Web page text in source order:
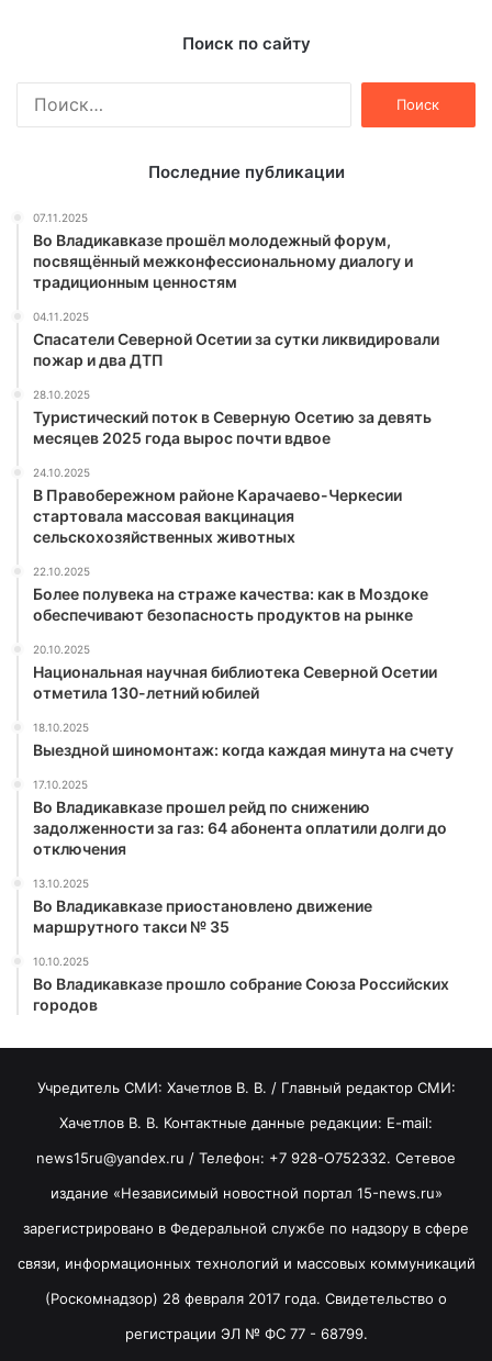
Поиск по сайту
Последние публикации
07.11.2025
Во Владикавказе прошёл молодежный форум,
посвящённый межконфессиональному диалогу и
традиционным ценностям
04.11.2025
Спасатели Северной Осетии за сутки ликвидировали
пожар и два ДТП
28.10.2025
Туристический поток в Северную Осетию за девять
месяцев 2025 года вырос почти вдвое
24.10.2025
В Правобережном районе Карачаево-Черкесии
стартовала массовая вакцинация
сельскохозяйственных животных
22.10.2025
Более полувека на страже качества: как в Моздоке
обеспечивают безопасность продуктов на рынке
20.10.2025
Национальная научная библиотека Северной Осетии
отметила 130-летний юбилей
18.10.2025
Выездной шиномонтаж: когда каждая минута на счету
17.10.2025
Во Владикавказе прошел рейд по снижению
задолженности за газ: 64 абонента оплатили долги до
отключения
13.10.2025
Во Владикавказе приостановлено движение
маршрутного такси № 35
10.10.2025
Во Владикавказе прошло собрание Союза Российских
городов
Учредитель СМИ: Хaчeтлoв B. B. / Главный редактор СМИ:
Хaчeтлoв B. B. Контактные данные редакции: E-mail:
news15ru@yandex.ru / Телефон: +7 928-O752332. Сетевое
издание «Независимый новостной портал 15-news.ru»
зарегистрировано в Федеральной службе по надзору в сфере
связи, информационных технологий и массовых коммуникаций
(Роскомнадзор) 28 февраля 2017 года. Свидетельство о
регистрации ЭЛ № ФС 77 - 68799.